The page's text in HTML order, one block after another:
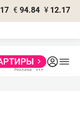
€ 94.84 ¥ 12.17